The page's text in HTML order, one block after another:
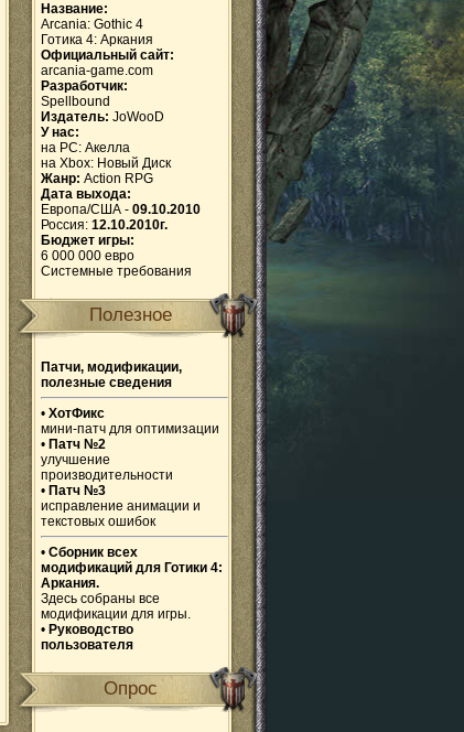
Название:
Arcania: Gothic 4
Готика 4: Аркания
Официальный сайт:
arcania-game.com
Разработчик:
Spellbound
Издатель: JoWooD
У нас:
на PC: Акелла
на Xbox: Новый Диск
Жанр: Action RPG
Дата выхода:
Европа/США - 09.10.2010
Россия: 12.10.2010г.
Бюджет игры:
6 000 000 евро
Системные требования
Полезное
Патчи, модификации,
полезные сведения
• ХотФикс
мини-патч для оптимизации
• Патч №2
улучшение
производительности
• Патч №3
исправление анимации и
текстовых ошибок
• Сборник всех
модификаций для Готики 4:
Аркания.
Здесь собраны все
модификации для игры.
• Руководство
пользователя
Опрос